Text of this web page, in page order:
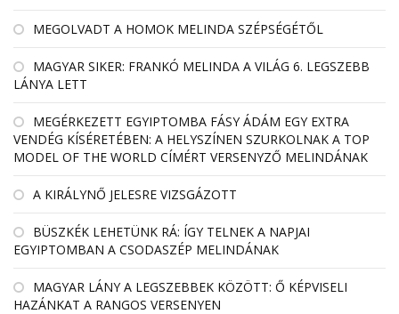
MEGOLVADT A HOMOK MELINDA SZÉPSÉGÉTŐL
MAGYAR SIKER: FRANKÓ MELINDA A VILÁG 6. LEGSZEBB
LÁNYA LETT
MEGÉRKEZETT EGYIPTOMBA FÁSY ÁDÁM EGY EXTRA
VENDÉG KÍSÉRETÉBEN: A HELYSZÍNEN SZURKOLNAK A TOP
MODEL OF THE WORLD CÍMÉRT VERSENYZŐ MELINDÁNAK
A KIRÁLYNŐ JELESRE VIZSGÁZOTT
BÜSZKÉK LEHETÜNK RÁ: ÍGY TELNEK A NAPJAI
EGYIPTOMBAN A CSODASZÉP MELINDÁNAK
MAGYAR LÁNY A LEGSZEBBEK KÖZÖTT: Ő KÉPVISELI
HAZÁNKAT A RANGOS VERSENYEN